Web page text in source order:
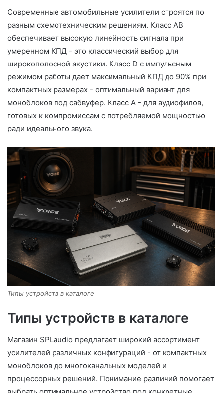
Современные автомобильные усилители строятся по
разным схемотехническим решениям. Класс AB
обеспечивает высокую линейность сигнала при
умеренном КПД - это классический выбор для
широкополосной акустики. Класс D с импульсным
режимом работы дает максимальный КПД до 90% при
компактных размерах - оптимальный вариант для
моноблоков под сабвуфер. Класс A - для аудиофилов,
готовых к компромиссам с потребляемой мощностью
ради идеального звука.
Типы устройств в каталоге
Типы устройств в каталоге
Магазин SPLaudio предлагает широкий ассортимент
усилителей различных конфигураций - от компактных
моноблоков до многоканальных моделей и
процессорных решений. Понимание различий помогает